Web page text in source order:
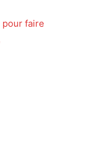
faire